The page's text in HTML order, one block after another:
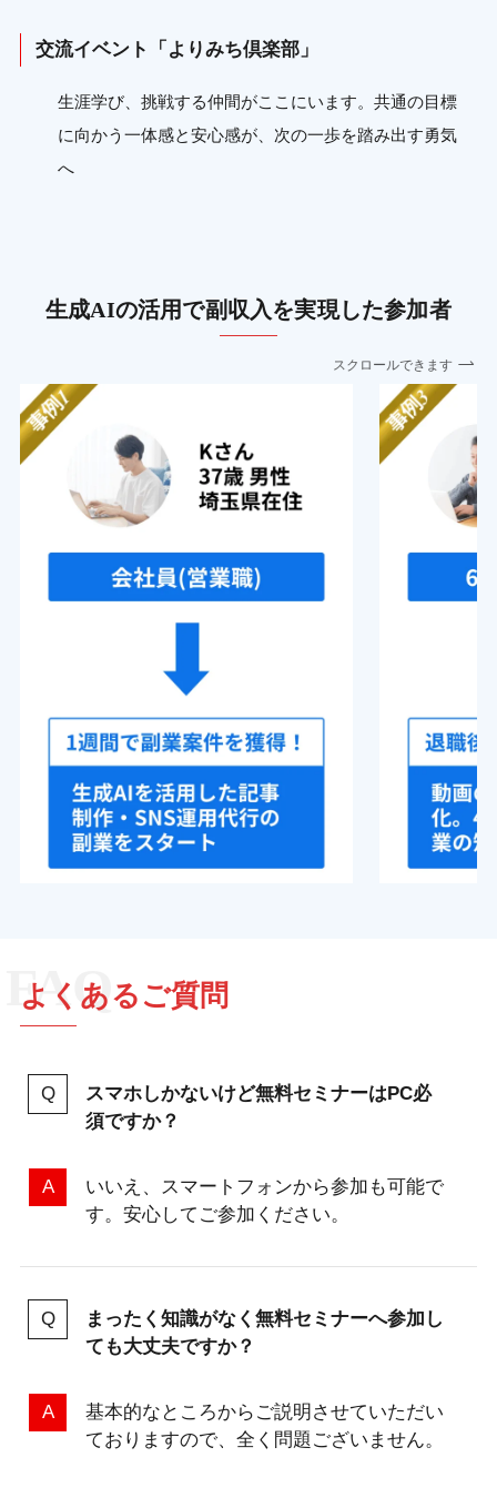
交流イベント「よりみち倶楽部」
生涯学び、挑戦する仲間がここにいます。共通の目標
に向かう一体感と安心感が、次の一歩を踏み出す勇気
へ
生成AIの活用で副収入を実現した参加者
スクロールできます
よくあるご質問
スマホしかないけど無料セミナーはPC必
須ですか？
いいえ、スマートフォンから参加も可能で
す。安心してご参加ください。
まったく知識がなく無料セミナーへ参加し
ても大丈夫ですか？
基本的なところからご説明させていただい
ておりますので、全く問題ございません。